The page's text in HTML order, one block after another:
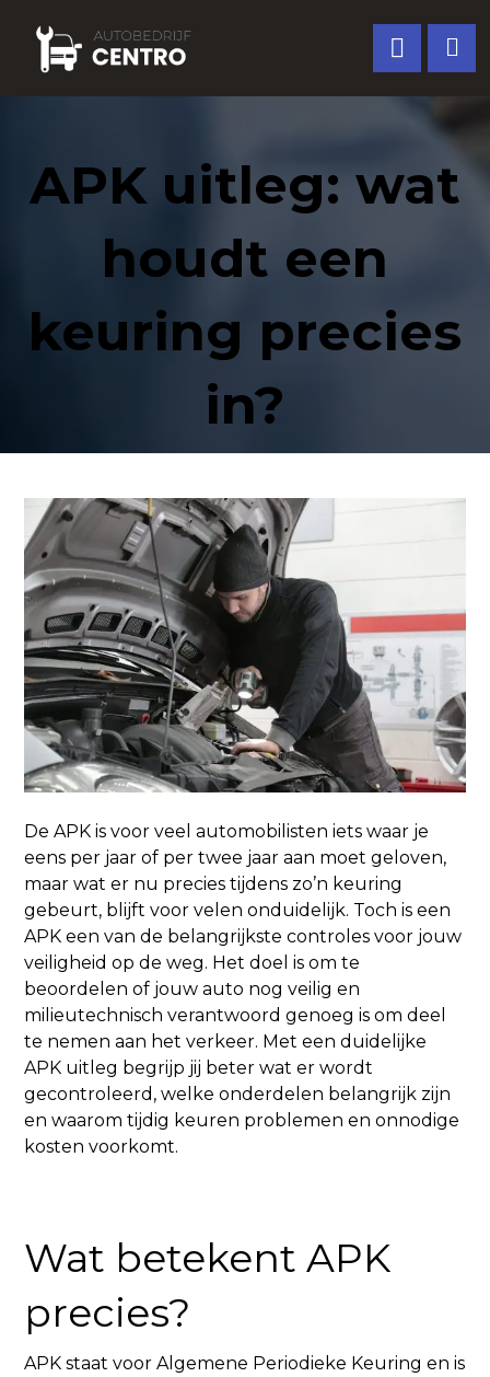
APK uitleg: wat
houdt een
keuring precies
in?
De APK is voor veel automobilisten iets waar je
eens per jaar of per twee jaar aan moet geloven,
maar wat er nu precies tijdens zo’n keuring
gebeurt, blijft voor velen onduidelijk. Toch is een
APK een van de belangrijkste controles voor jouw
veiligheid op de weg. Het doel is om te
beoordelen of jouw auto nog veilig en
milieutechnisch verantwoord genoeg is om deel
te nemen aan het verkeer. Met een duidelijke
APK uitleg begrijp jij beter wat er wordt
gecontroleerd, welke onderdelen belangrijk zijn
en waarom tijdig keuren problemen en onnodige
kosten voorkomt.
Wat betekent APK
precies?
APK staat voor Algemene Periodieke Keuring en is